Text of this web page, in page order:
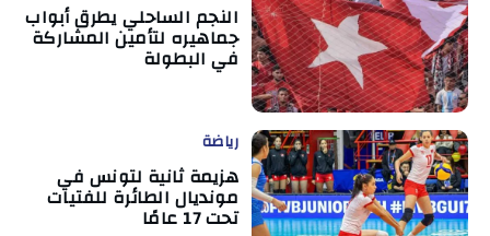
النجم الساحلي يطرق أبواب
جماهيره لتأمين المشاركة
في البطولة
رياضة
هزيمة ثانية لتونس في
مونديال الطائرة للفتيات
تحت 17 عامًا